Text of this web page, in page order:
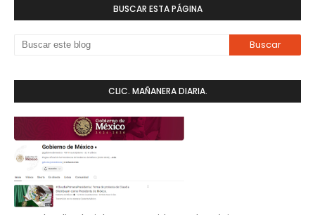
BUSCAR ESTA PÁGINA
CLIC. MAÑANERA DIARIA.